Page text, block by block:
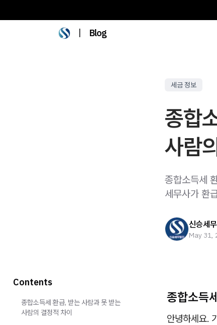
| Blog
세금 정보
종합
사람
종합소득세
세무사가 환
신승세
May 31,
종합소득
안녕하세요.
Contents
종합소득세 환급, 받는 사람과 못 받는
사람의 결정적 차이